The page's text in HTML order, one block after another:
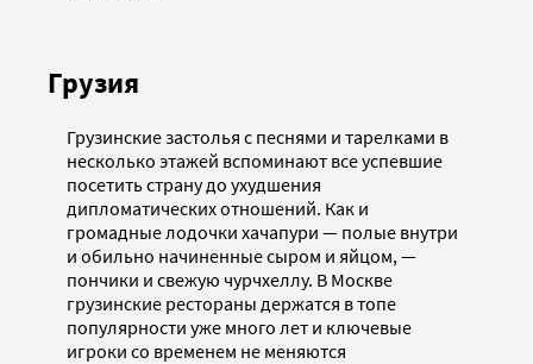
Грузия
Грузинские застолья с песнями и тарелками в
несколько этажей вспоминают все успевшие
посетить страну до ухудшения
дипломатических отношений. Как и
громадные лодочки хачапури — полые внутри
и обильно начиненные сыром и яйцом, —
пончики и свежую чурчхеллу. В Москве
грузинские рестораны держатся в топе
популярности уже много лет и ключевые
игроки со временем не меняются